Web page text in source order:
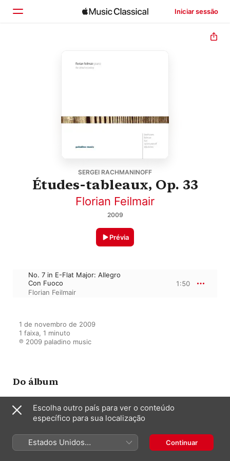
Iniciar sessão
SERGEI RACHMANINOFF
Études-tableaux, Op. 33
Florian Feilmair
2009
Prévia
No. 7 in E-Flat Major: Allegro
Con Fuoco
Florian Feilmair
1:50
1 de novembro de 2009
1 faixa, 1 minuto
℗ 2009 paladino music
Do álbum
Florian Feilmair: The Debut
Florian Feilmair
Escolha outro país para ver o conteúdo
específico para sua localização
Estados Unidos
(Português Brasil)
Continuar